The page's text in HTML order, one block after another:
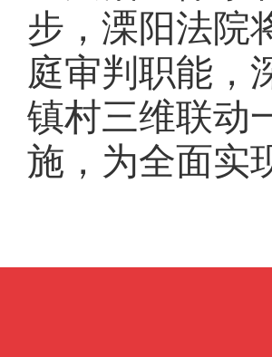
步，溧阳法院
庭审判职能，
镇村三维联动
施，为全面实